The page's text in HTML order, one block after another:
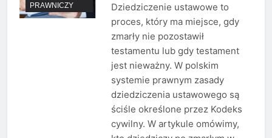
PRAWNICZY
Dziedziczenie ustawowe to
proces, który ma miejsce, gdy
zmarły nie pozostawił
testamentu lub gdy testament
jest nieważny. W polskim
systemie prawnym zasady
dziedziczenia ustawowego są
ściśle określone przez Kodeks
cywilny. W artykule omówimy,